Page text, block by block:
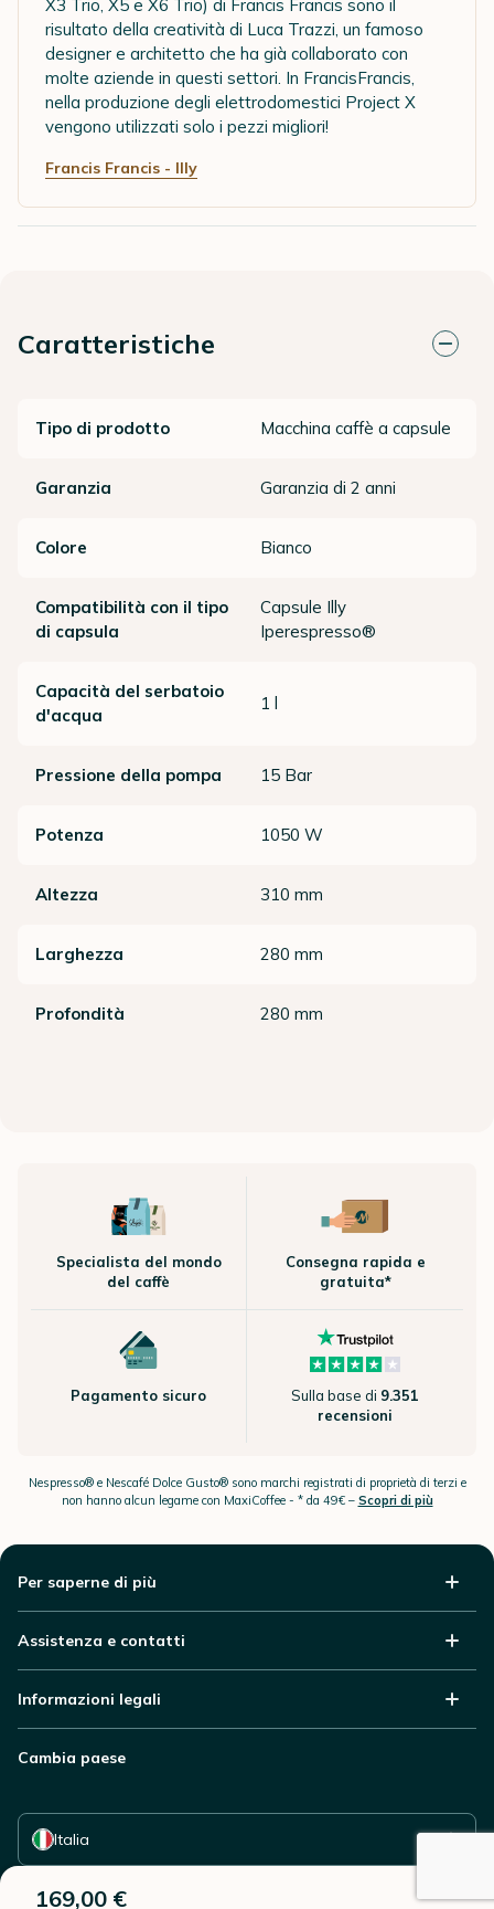
X3 Trio, X5 e X6 Trio) di Francis Francis sono il
risultato della creatività di Luca Trazzi, un famoso
designer e architetto che ha già collaborato con
molte aziende in questi settori. In FrancisFrancis,
nella produzione degli elettrodomestici Project X
vengono utilizzati solo i pezzi migliori!
Francis Francis - Illy
Caratteristiche
Tipo di prodotto Macchina caffè a capsule
Garanzia Garanzia di 2 anni
Colore Bianco
Compatibilità con il tipo
di capsula
Capsule Illy
Iperespresso®
Capacità del serbatoio
d'acqua
1 l
Pressione della pompa 15 Bar
Potenza 1050 W
Altezza 310 mm
Larghezza 280 mm
Profondità 280 mm
169,00 €
Specialista del mondo
del caffè
Consegna rapida e
gratuita*
Pagamento sicuro Sulla base di 9.351
recensioni
Nespresso® e Nescafé Dolce Gusto® sono marchi registrati di proprietà di terzi e
non hanno alcun legame con MaxiCoffee - * da 49€ – Scopri di più
Per saperne di più
Assistenza e contatti
Informazioni legali
Cambia paese
Italia
Seleziona il tuo paese